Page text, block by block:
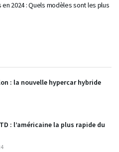
2024 : Quels modèles sont les plus
: la nouvelle hypercar hybride
: l’américaine la plus rapide du